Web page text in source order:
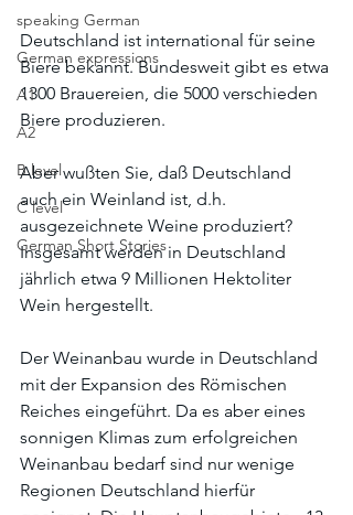
speaking German
German expressions
A1
A2
B level
C level
German Short Stories
Deutschland ist international für seine
Biere bekannt. Bundesweit gibt es etwa
1300 Brauereien, die 5000 verschieden
Biere produzieren.
Aber wußten Sie, daß Deutschland
auch ein Weinland ist, d.h.
ausgezeichnete Weine produziert?
Insgesamt werden in Deutschland
jährlich etwa 9 Millionen Hektoliter
Wein hergestellt.
Der Weinanbau wurde in Deutschland
mit der Expansion des Römischen
Reiches eingeführt. Da es aber eines
sonnigen Klimas zum erfolgreichen
Weinanbau bedarf sind nur wenige
Regionen Deutschland hierfür